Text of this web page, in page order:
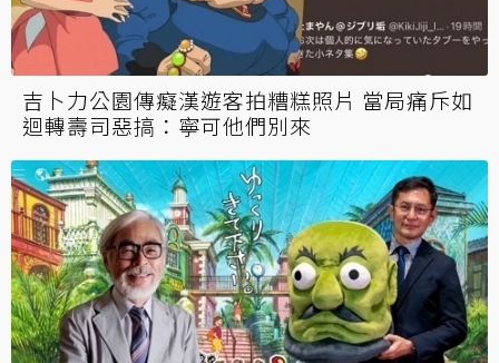
吉卜力公園傳癡漢遊客拍糟糕照片 當局痛斥如
迴轉壽司惡搞：寧可他們別來